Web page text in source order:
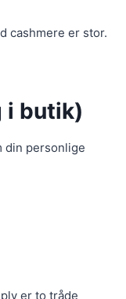
cashmere er stor.
i butik)
din personlige
er to tråde